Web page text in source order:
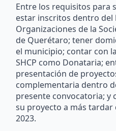
Entre los requisitos para
estar inscritos dentro del
Organizaciones de la
de Querétaro; tener
el municipio; contar con
SHCP como Donataria;
presentación de
complementaria dentro
presente convocatoria; y
su proyecto a más tardar
2023.